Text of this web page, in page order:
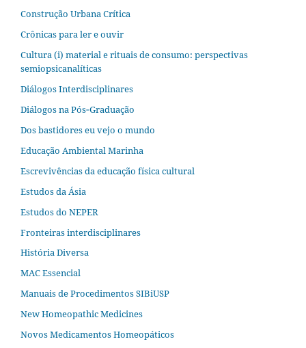
Construção Urbana Crítica
Crônicas para ler e ouvir
Cultura (i) material e rituais de consumo: perspectivas
semiopsicanalíticas
Diálogos Interdisciplinares
Diálogos na Pós‐Graduação
Dos bastidores eu vejo o mundo
Educação Ambiental Marinha
Escrevivências da educação física cultural
Estudos da Ásia​
Estudos do NEPER
Fronteiras interdisciplinares
História Diversa
MAC Essencial
Manuais de Procedimentos SIBiUSP
New Homeopathic Medicines
Novos Medicamentos Homeopáticos